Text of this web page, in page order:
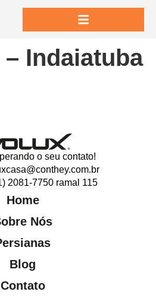
Indaiatuba
o seu contato!
2081-7750 ramal 115
Home
Nós
Blog
Contato